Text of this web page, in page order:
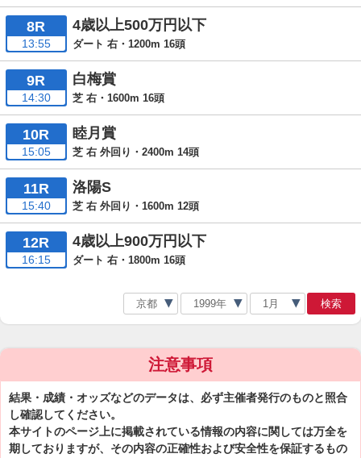
8R
13:55
4歳以上500万円以下
ダート 右・1200m 16頭
9R
14:30
白梅賞
芝 右・1600m 16頭
10R
15:05
睦月賞
芝 右 外回り・2400m 14頭
11R
15:40
洛陽S
芝 右 外回り・1600m 12頭
12R
16:15
4歳以上900万円以下
ダート 右・1800m 16頭
検索
注意事項
結果・成績・オッズなどのデータは、必ず主催者発行のものと照合
し確認してください。
本サイトのページ上に掲載されている情報の内容に関しては万全を
期しておりますが、その内容の正確性および安全性を保証するもの